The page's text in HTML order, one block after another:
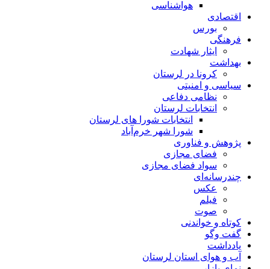
هواشناسی
اقتصادی
بورس
فرهنگی
ایثار شهادت
بهداشت
کرونا در لرستان
سیاسی و امنیتی
نظامی دفاعی
انتخابات لرستان
انتخابات شورا های لرستان
شورا شهر خرم‌آباد
پژوهش و فناوری
فضای مجازی
سواد فضای مجازی
چندرسانه‌ای
عكس
فیلم
صوت
کوتاه و خواندنی
گفت وگو
یادداشت
آب و هوای استان لرستان